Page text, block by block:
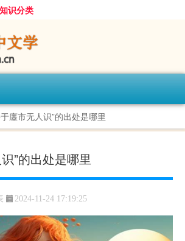
知识分类
廛市无人识”的出处是哪里
”的出处是哪里
2024-11-24 17:19:25